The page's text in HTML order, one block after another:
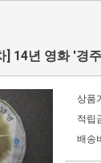
] 14년 영화 '경
상품
적립
배송비